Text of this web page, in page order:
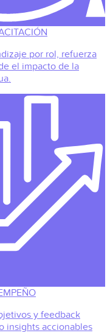
por rol, refuerza
el impacto de la
y feedback
insights accionables